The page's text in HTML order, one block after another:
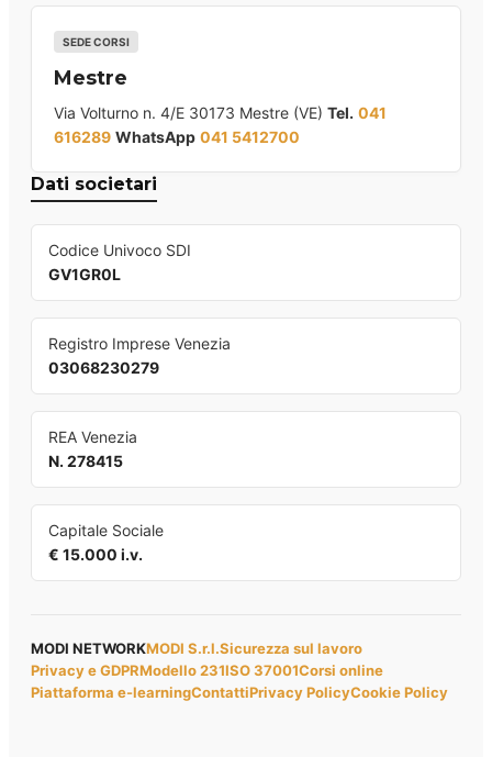
SEDE CORSI
Mestre
Via Volturno n. 4/E 30173 Mestre (VE) Tel. 041
616289 WhatsApp 041 5412700
Dati societari
Codice Univoco SDI
GV1GR0L
Registro Imprese Venezia
03068230279
REA Venezia
N. 278415
Capitale Sociale
€ 15.000 i.v.
MODI NETWORKMODI S.r.l.Sicurezza sul lavoro
Privacy e GDPRModello 231ISO 37001Corsi online
Piattaforma e-learningContattiPrivacy PolicyCookie Policy